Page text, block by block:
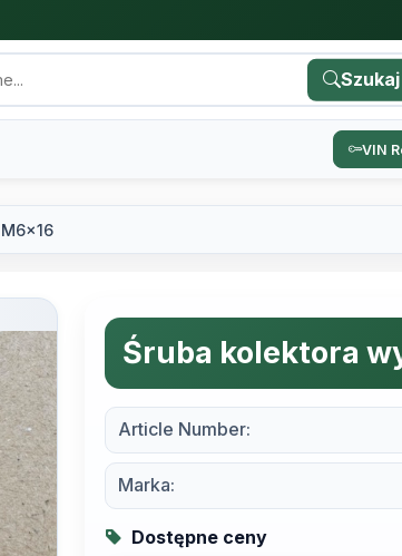
Szukaj
VIN
Śruba kolektora
Article Number:
Marka:
Dostępne ceny